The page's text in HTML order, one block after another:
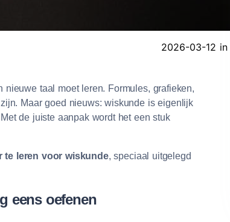
2026-03-12 in
taal moet leren. Formules, grafieken,
Maar goed nieuws: wiskunde is eigenlijk
de juiste aanpak wordt het een stuk
te leren voor wiskunde, speciaal uitgelegd
eens oefenen